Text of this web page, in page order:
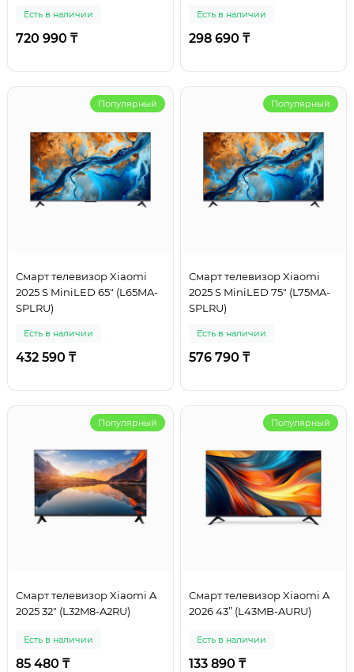
Есть в наличии
720 990 ₸
Есть в наличии
298 690 ₸
Популярный
Смарт телевизор Xiaomi
2025 S MiniLED 65" (L65MA-
SPLRU)
Есть в наличии
432 590 ₸
Популярный
Смарт телевизор Xiaomi
2025 S MiniLED 75" (L75MA-
SPLRU)
Есть в наличии
576 790 ₸
Популярный
Смарт телевизор Xiaomi A
2025 32" (L32M8-A2RU)
Есть в наличии
85 480 ₸
Популярный
Смарт телевизор Xiaomi A
2026 43” (L43MB-AURU)
Есть в наличии
133 890 ₸